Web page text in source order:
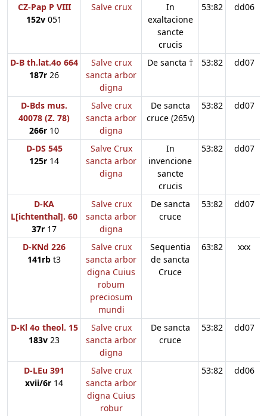
CZ-Pap P VIII
152v 051
Salve crux
In
exaltacione
sancte
crucis
53:82 dd06
D-B th.lat.4o 664
187r 26
Salve crux
sancta arbor
digna
De sancta † 53:82 dd07
D-Bds mus.
40078 (Z. 78)
266r 10
Salve crux
sancta arbor
digna
De sancta
cruce (265v)
53:82 dd07
D-DS 545
125r 14
Salve Crux
sancta arbor
digna
In
invencione
sancte
crucis
53:82 dd07
D-KA
L[ichtenthal]. 60
37r 17
Salve crux
sancta arbor
digna
De sancta
cruce
53:82 dd07
D-KNd 226
141rb t3
Salve crux
sancta arbor
digna Cuius
robum
preciosum
mundi
Sequentia
de sancta
Cruce
63:82 xxx
D-Kl 4o theol. 15
183v 23
Salve crux
sancta arbor
digna
De sancta
cruce
53:82 dd07
D-LEu 391
xvii/6r 14
Salve crux
sancta arbor
digna Cuius
robur
53:82 dd06